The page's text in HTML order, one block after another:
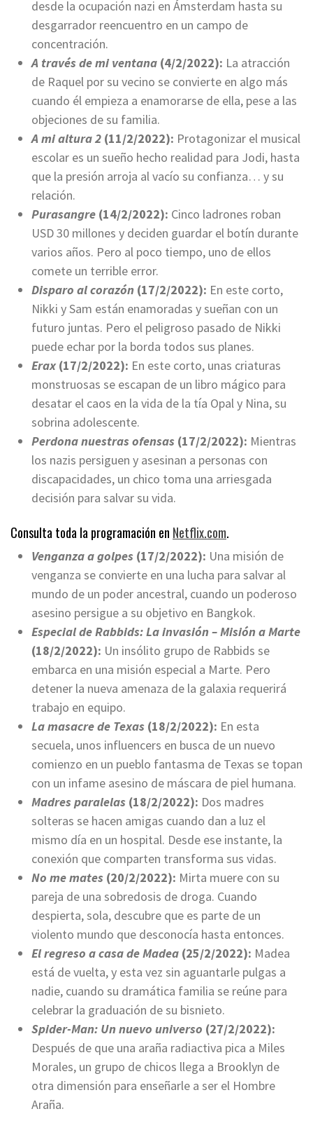
desde la ocupación nazi en Ámsterdam hasta su
desgarrador reencuentro en un campo de
concentración.
A través de mi ventana (4/2/2022): La atracción
de Raquel por su vecino se convierte en algo más
cuando él empieza a enamorarse de ella, pese a las
objeciones de su familia.
A mi altura 2 (11/2/2022): Protagonizar el musical
escolar es un sueño hecho realidad para Jodi, hasta
que la presión arroja al vacío su confianza… y su
relación.
Purasangre (14/2/2022): Cinco ladrones roban
USD 30 millones y deciden guardar el botín durante
varios años. Pero al poco tiempo, uno de ellos
comete un terrible error.
Disparo al corazón (17/2/2022): En este corto,
Nikki y Sam están enamoradas y sueñan con un
futuro juntas. Pero el peligroso pasado de Nikki
puede echar por la borda todos sus planes.
Erax (17/2/2022): En este corto, unas criaturas
monstruosas se escapan de un libro mágico para
desatar el caos en la vida de la tía Opal y Nina, su
sobrina adolescente.
Perdona nuestras ofensas (17/2/2022): Mientras
los nazis persiguen y asesinan a personas con
discapacidades, un chico toma una arriesgada
decisión para salvar su vida.
Consulta toda la programación en Netflix.com.
Venganza a golpes (17/2/2022): Una misión de
venganza se convierte en una lucha para salvar al
mundo de un poder ancestral, cuando un poderoso
asesino persigue a su objetivo en Bangkok.
Especial de Rabbids: La invasión – Misión a Marte
(18/2/2022): Un insólito grupo de Rabbids se
embarca en una misión especial a Marte. Pero
detener la nueva amenaza de la galaxia requerirá
trabajo en equipo.
La masacre de Texas (18/2/2022): En esta
secuela, unos influencers en busca de un nuevo
comienzo en un pueblo fantasma de Texas se topan
con un infame asesino de máscara de piel humana.
Madres paralelas (18/2/2022): Dos madres
solteras se hacen amigas cuando dan a luz el
mismo día en un hospital. Desde ese instante, la
conexión que comparten transforma sus vidas.
No me mates (20/2/2022): Mirta muere con su
pareja de una sobredosis de droga. Cuando
despierta, sola, descubre que es parte de un
violento mundo que desconocía hasta entonces.
El regreso a casa de Madea (25/2/2022): Madea
está de vuelta, y esta vez sin aguantarle pulgas a
nadie, cuando su dramática familia se reúne para
celebrar la graduación de su bisnieto.
Spider-Man: Un nuevo universo (27/2/2022):
Después de que una araña radiactiva pica a Miles
Morales, un grupo de chicos llega a Brooklyn de
otra dimensión para enseñarle a ser el Hombre
Araña.